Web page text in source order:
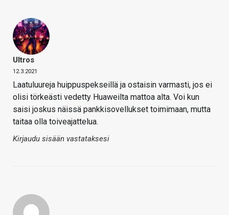
Ultros
12.3.2021
Laatuluureja huippuspekseillä ja ostaisin varmasti, jos ei
olisi törkeästi vedetty Huaweilta mattoa alta. Voi kun
saisi joskus näissä pankkisovellukset toimimaan, mutta
taitaa olla toiveajattelua.
Kirjaudu sisään vastataksesi